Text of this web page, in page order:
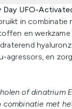
Day UFO-
in combinatie
en werkzame
agressors, en
of dinatrium
met